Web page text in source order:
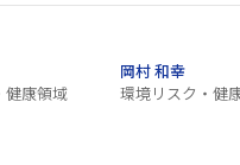
健康領域
岡村 和幸
環境リスク・健